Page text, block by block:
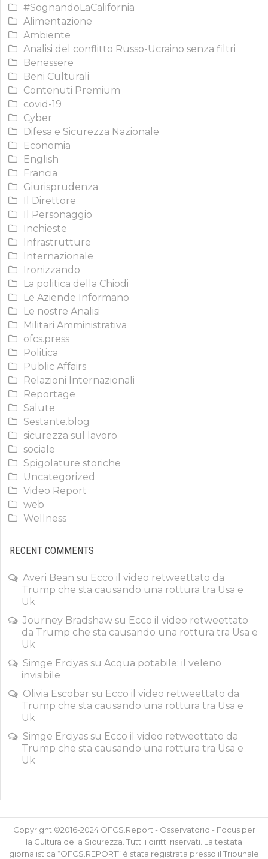
#SognandoLaCalifornia
Alimentazione
Ambiente
Analisi del conflitto Russo-Ucraino senza filtri
Benessere
Beni Culturali
Contenuti Premium
covid-19
Cyber
Difesa e Sicurezza Nazionale
Economia
English
Francia
Giurisprudenza
Il Direttore
Il Personaggio
Inchieste
Infrastrutture
Internazionale
Ironizzando
La politica della Chiodi
Le Aziende Informano
Le nostre Analisi
Militari Amministrativa
ofcs.press
Politica
Public Affairs
Relazioni Internazionali
Reportage
Salute
Sestante.blog
sicurezza sul lavoro
sociale
Spigolature storiche
Uncategorized
Video Report
web
Wellness
RECENT COMMENTS
Averi Bean su Ecco il video retweettato da
Trump che sta causando una rottura tra Usa e
Uk
Journey Bradshaw su Ecco il video retweettato
da Trump che sta causando una rottura tra Usa e
Uk
Simge Erciyas su Acqua potabile: il veleno
invisibile
Olivia Escobar su Ecco il video retweettato da
Trump che sta causando una rottura tra Usa e
Uk
Simge Erciyas su Ecco il video retweettato da
Trump che sta causando una rottura tra Usa e
Uk
Copyright ©2016-2024 OFCS.Report - Osservatorio - Focus per
la Cultura della Sicurezza. Tutti i diritti riservati. La testata
giornalistica “OFCS.REPORT” è stata registrata presso il Tribunale